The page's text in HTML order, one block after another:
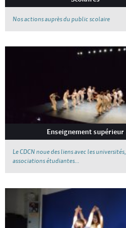
Nos actions auprès du public scolaire
Enseignement supérieur
Le CDCN noue des liens avec les universités,
associations étudiantes...